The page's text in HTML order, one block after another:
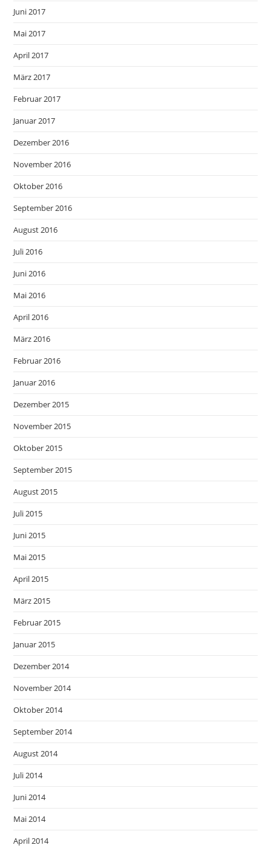
Juni 2017
Mai 2017
April 2017
März 2017
Februar 2017
Januar 2017
Dezember 2016
November 2016
Oktober 2016
September 2016
August 2016
Juli 2016
Juni 2016
Mai 2016
April 2016
März 2016
Februar 2016
Januar 2016
Dezember 2015
November 2015
Oktober 2015
September 2015
August 2015
Juli 2015
Juni 2015
Mai 2015
April 2015
März 2015
Februar 2015
Januar 2015
Dezember 2014
November 2014
Oktober 2014
September 2014
August 2014
Juli 2014
Juni 2014
Mai 2014
April 2014